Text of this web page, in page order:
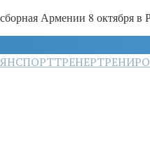
Армении 8 октября в
СПОРТТРЕНЕР